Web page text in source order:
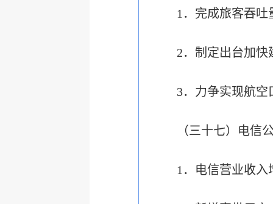
1．完成旅客吞吐
2．制定出台加
3．力争实现航空
（三十七）电信
1．电信营业收入